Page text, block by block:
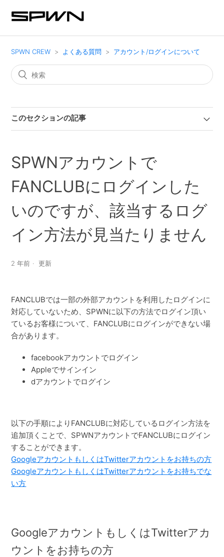
SPWN CREW よくある質問 アカウント/ログインについて
このセクションの記事
SPWNアカウントで
FANCLUBにログインした
いのですが、該当するログ
イン方法が見当たりません
2 年前 更新
FANCLUBでは一部の外部アカウントを利用したログインに
対応していないため、SPWNに以下の方法でログイン頂い
ているお客様について、FANCLUBにログインができない場
合があります。
facebookアカウントでログイン
Appleでサインイン
dアカウントでログイン
以下の手順によりFANCLUBに対応しているログイン方法を
追加頂くことで、SPWNアカウントでFANCLUBにログイン
することができます。
GoogleアカウントもしくはTwitterアカウントをお持ちの方
GoogleアカウントもしくはTwitterアカウントをお持ちでな
い方
GoogleアカウントもしくはTwitterアカ
ウントをお持ちの方